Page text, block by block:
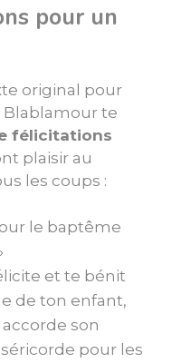
pour un
original pour
Blablamour te
félicitations
plaisir au
les coups :
le baptême
et te bénit
de ton enfant,
son
pour les